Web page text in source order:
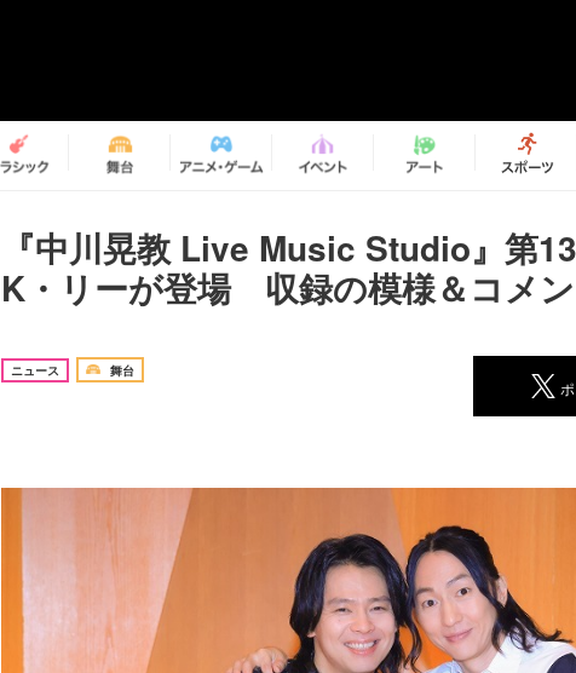
『中川晃教 Live Music Studio』第
K・リーが登場 収録の模様＆コメ
ニュース 舞台